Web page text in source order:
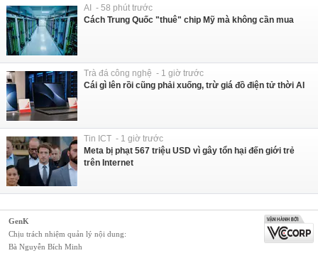
AI - 58 phút trước
Cách Trung Quốc "thuê" chip Mỹ mà không cần mua
Trà đá công nghệ - 1 giờ trước
Cái gì lên rồi cũng phải xuống, trừ giá đồ điện tử thời AI
Tin ICT - 1 giờ trước
Meta bị phạt 567 triệu USD vì gây tổn hại đến giới trẻ
trên Internet
GenK
Chịu trách nhiệm quản lý nội dung:
Bà Nguyễn Bích Minh